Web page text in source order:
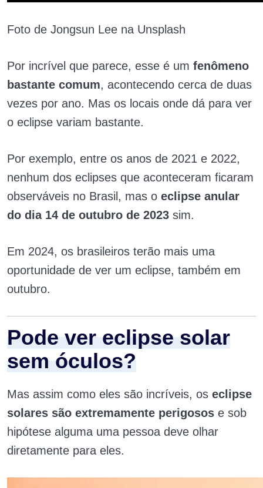
Foto de Jongsun Lee na Unsplash
Por incrível que parece, esse é um fenômeno
bastante comum, acontecendo cerca de duas
vezes por ano. Mas os locais onde dá para ver
o eclipse variam bastante.
Por exemplo, entre os anos de 2021 e 2022,
nenhum dos eclipses que aconteceram ficaram
observáveis no Brasil, mas o eclipse anular
do dia 14 de outubro de 2023 sim.
Em 2024, os brasileiros terão mais uma
oportunidade de ver um eclipse, também em
outubro.
Pode ver eclipse solar
sem óculos?
Mas assim como eles são incríveis, os eclipse
solares são extremamente perigosos e sob
hipótese alguma uma pessoa deve olhar
diretamente para eles.